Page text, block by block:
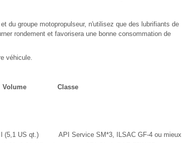
du groupe motopropulseur, n'utilisez que des lubrifiants de
rondement et favorisera une bonne consommation de
véhicule.
Volume Classe
(5,1 US qt.)
API Service SM*3, ILSAC GF-4 ou mieux